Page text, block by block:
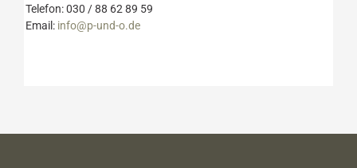
Telefon: 030 / 88 62 89 59
Email: info@p-und-o.de